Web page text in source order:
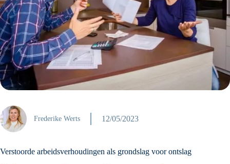
Frederike Werts 12/05/2023
Verstoorde arbeidsverhoudingen als grondslag voor ontslag